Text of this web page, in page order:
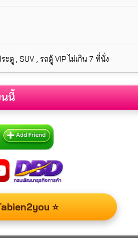
ะตู , SUV , รถตู้ VIP ไม่เกิน 7 ที่นั่ง
นนี้
⭐